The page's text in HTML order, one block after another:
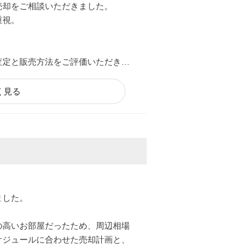
をご相談いただきました。
。
と販売方法をご評価いただき、
見る
た。
いお部屋だったため、周辺相場
ュールに合わせた売却計画と、